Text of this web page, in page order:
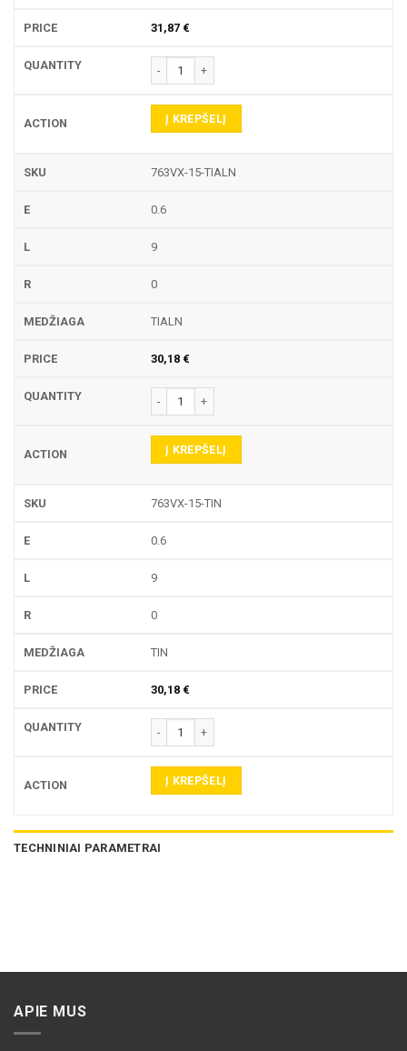
31,87 €
produkto kiekis: 763VX-15 TEKINIMO PLOKŠTELĖ
Į KREPŠELĮ
763VX-15-TIALN
0.6
9
0
TIALN
30,18 €
produkto kiekis: 763VX-15 TEKINIMO PLOKŠTELĖ
Į KREPŠELĮ
763VX-15-TIN
0.6
9
0
TIN
30,18 €
produkto kiekis: 763VX-15 TEKINIMO PLOKŠTELĖ
Į KREPŠELĮ
TECHNINIAI PARAMETRAI
APIE MUS